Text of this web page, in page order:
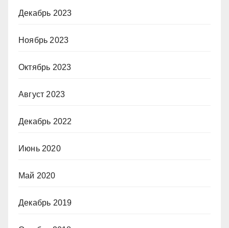
Декабрь 2023
Ноябрь 2023
Октябрь 2023
Август 2023
Декабрь 2022
Июнь 2020
Май 2020
Декабрь 2019